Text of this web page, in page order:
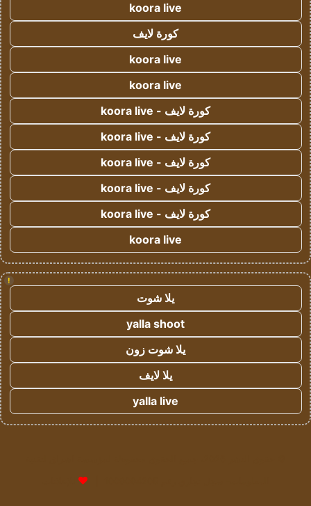
koora live
كورة لايف
koora live
koora live
كورة لايف - koora live
كورة لايف - koora live
كورة لايف - koora live
كورة لايف - koora live
كورة لايف - koora live
koora live
!
يلا شوت
yalla shoot
يلا شوت زون
يلا لايف
yalla live